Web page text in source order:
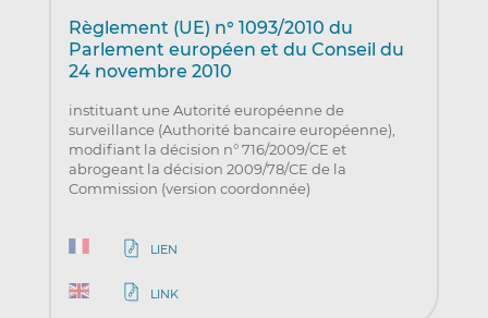
Règlement (UE) n° 1093/2010 du
Parlement européen et du Conseil du
24 novembre 2010
instituant une Autorité européenne de
surveillance (Authorité bancaire européenne),
modifiant la décision n° 716/2009/CE et
abrogeant la décision 2009/78/CE de la
Commission (version coordonnée)
LIEN
LINK